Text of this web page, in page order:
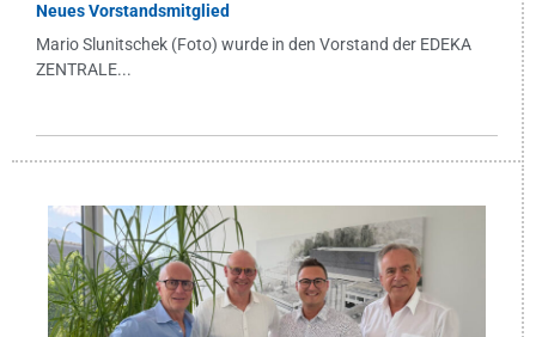
Neues Vorstandsmitglied
Mario Slunitschek (Foto) wurde in den Vorstand der EDEKA
ZENTRALE...